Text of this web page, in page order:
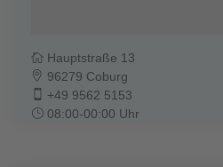
Hauptstraße 13
96279 Coburg
+49 9562 5153
08:00-00:00 Uhr